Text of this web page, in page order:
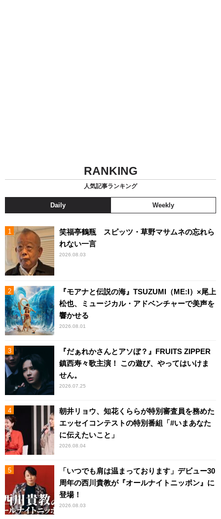
RANKING
人気記事ランキング
Daily Weekly
笑福亭鶴瓶 スピッツ・草野マサムネの忘れら
れない一言
2026.08.03
『モアナと伝説の海』TSUZUMI（ME:I）×尾上
松也、ミュージカル・アドベンチャーで美声を
響かせる
2026.08.01
『だぁれかさんとアソぼ？』FRUITS ZIPPER
鎮西寿々歌主演！ この遊び、やってはいけま
せん。
2026.07.25
朝井リョウ、知花くららが特別審査員を務めた
エッセイコンテストの特別番組「#いまあなた
に伝えたいこと」
2026.08.04
「いつでも肩は温まっております」デビュー30
周年の西川貴教が『オールナイトニッポン』に
登場！
2026.08.03